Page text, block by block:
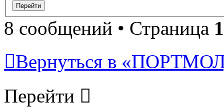
8 сообщений • Страница 1
Вернуться в
Перейти